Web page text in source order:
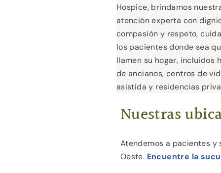
Hospice, brindamos
atención experta con
compasión y respeto,
los pacientes donde sea
llamen su hogar, incluidos
de ancianos, centros de
asistida y residencias
Nuestras
Atendemos a pacientes y
Oeste. Encuentre la